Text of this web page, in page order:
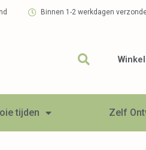
Binnen 1-2 werkdagen
Winkel
tijden Zelf